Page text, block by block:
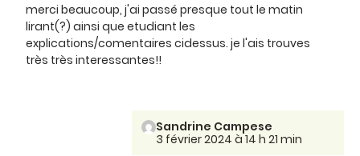
merci beaucoup, j'ai passé presque tout le matin
lirant(?) ainsi que etudiant les
explications/comentaires cidessus. je l'ais trouves
très très interessantes!!
Sandrine Campese
3 février 2024 à 14 h 21 min